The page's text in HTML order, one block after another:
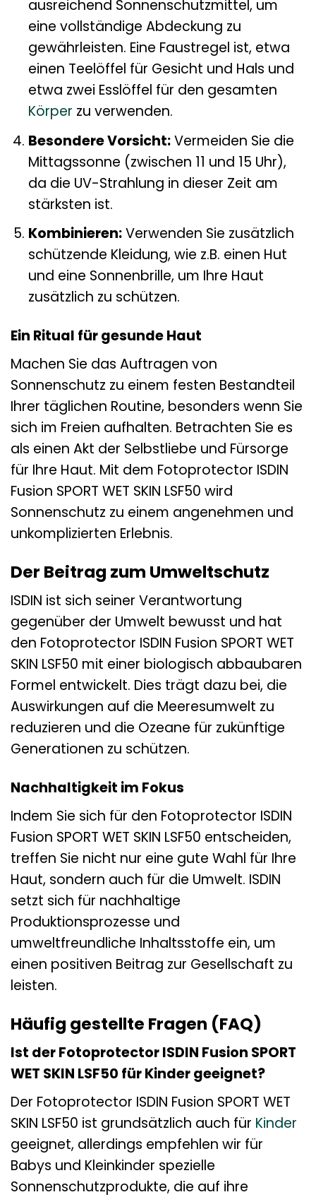
ausreichend Sonnenschutzmittel, um
eine vollständige Abdeckung zu
gewährleisten. Eine Faustregel ist, etwa
einen Teelöffel für Gesicht und Hals und
etwa zwei Esslöffel für den gesamten
Körper zu verwenden.
Besondere Vorsicht:Vermeiden Sie die
Mittagssonne (zwischen 11 und 15 Uhr),
da die UV-Strahlung in dieser Zeit am
stärksten ist.
Kombinieren:Verwenden Sie zusätzlich
schützende Kleidung, wie z.B. einen Hut
und eine Sonnenbrille, um Ihre Haut
zusätzlich zu schützen.
Ein Ritual für gesunde Haut
Machen Sie das Auftragen von
Sonnenschutz zu einem festen Bestandteil
Ihrer täglichen Routine, besonders wenn Sie
sich im Freien aufhalten. Betrachten Sie es
als einen Akt der Selbstliebe und Fürsorge
für Ihre Haut. Mit dem Fotoprotector ISDIN
Fusion SPORT WET SKIN LSF50 wird
Sonnenschutz zu einem angenehmen und
unkomplizierten Erlebnis.
Der Beitrag zum Umweltschutz
ISDIN ist sich seiner Verantwortung
gegenüber der Umwelt bewusst und hat
den Fotoprotector ISDIN Fusion SPORT WET
SKIN LSF50 mit einer biologisch abbaubaren
Formel entwickelt. Dies trägt dazu bei, die
Auswirkungen auf die Meeresumwelt zu
reduzieren und die Ozeane für zukünftige
Generationen zu schützen.
Nachhaltigkeit im Fokus
Indem Sie sich für den Fotoprotector ISDIN
Fusion SPORT WET SKIN LSF50 entscheiden,
treffen Sie nicht nur eine gute Wahl für Ihre
Haut, sondern auch für die Umwelt. ISDIN
setzt sich für nachhaltige
Produktionsprozesse und
umweltfreundliche Inhaltsstoffe ein, um
einen positiven Beitrag zur Gesellschaft zu
leisten.
Häufig gestellte Fragen (FAQ)
Ist der Fotoprotector ISDIN Fusion SPORT
WET SKIN LSF50 für Kinder geeignet?
Der Fotoprotector ISDIN Fusion SPORT WET
SKIN LSF50 ist grundsätzlich auch für Kinder
geeignet, allerdings empfehlen wir für
Babys und Kleinkinder spezielle
Sonnenschutzprodukte, die auf ihre